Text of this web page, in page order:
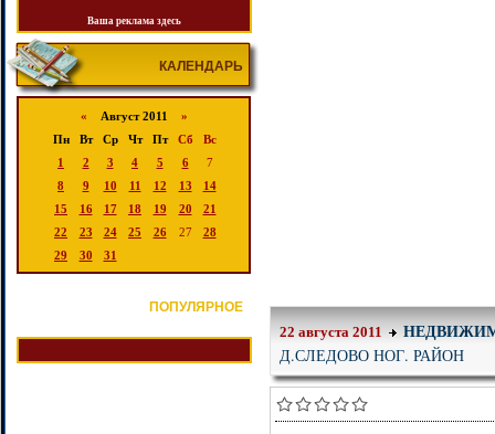
Ваша реклама здесь
КАЛЕНДАРЬ
« Август 2011 »
Пн
Вт Ср Чт Пт Сб
Вс
1
2 3 4 5 6
7
8
9 10 11 12 13
14
15
16 17 18 19 20
21
22
23 24 25 26 27
28
29
30 31
ПОПУЛЯРНОЕ
22 августа 2011
Д.СЛЕДОВО НОГ. РАЙОН